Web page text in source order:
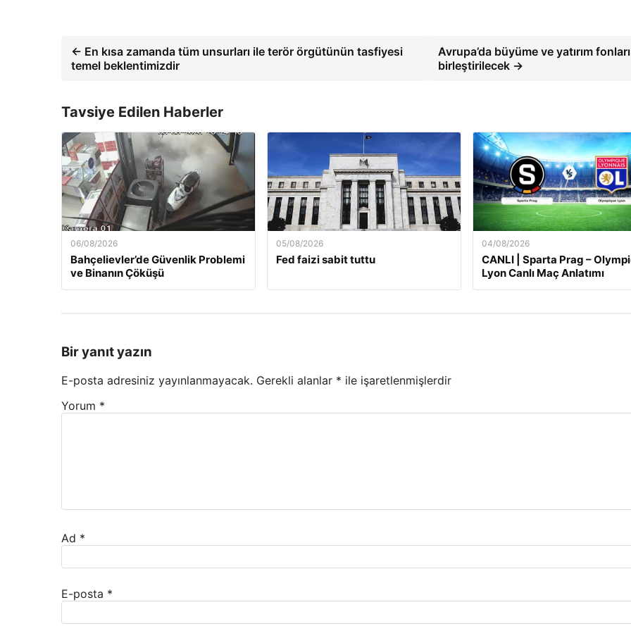
← En kısa zamanda tüm unsurları ile terör örgütünün tasfiyesi
temel beklentimizdir
Avrupa’da büyüme ve yatırım fonları
birleştirilecek →
Tavsiye Edilen Haberler
06/08/2026
Bahçelievler’de Güvenlik Problemi
ve Binanın Çöküşü
05/08/2026
Fed faizi sabit tuttu
04/08/2026
CANLI | Sparta Prag –
Lyon Canlı Maç Anlatımı
Bir yanıt yazın
E-posta adresiniz yayınlanmayacak. Gerekli alanlar * ile işaretlenmişlerdir
Yorum *
Ad *
E-posta *